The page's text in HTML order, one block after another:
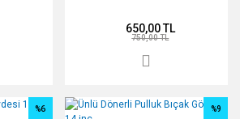
650,00 TL
750,00 TL
%6 %9